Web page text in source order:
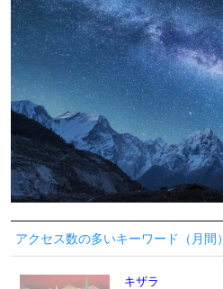
アクセス数の多いキーワード（月間）
キザラ